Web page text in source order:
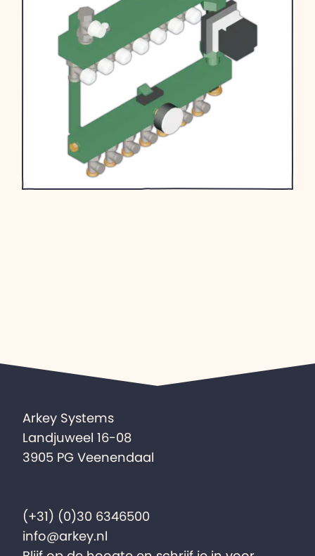
Arkey Systems
Landjuweel 16-08
3905 PG Veenendaal
(+31) (0)30 6346500
info@arkey.nl